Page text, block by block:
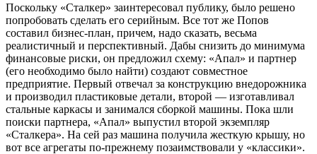
Поскольку «Сталкер» заинтересовал публику, было решено
попробовать сделать его серийным. Все тот же Попов
составил бизнес-план, причем, надо сказать, весьма
реалистичный и перспективный. Дабы снизить до минимума
финансовые риски, он предложил схему: «Апал» и партнер
(его необходимо было найти) создают совместное
предприятие. Первый отвечал за конструкцию внедорожника
и производил пластиковые детали, второй — изготавливал
стальные каркасы и занимался сборкой машины. Пока шли
поиски партнера, «Апал» выпустил второй экземпляр
«Сталкера». На сей раз машина получила жесткую крышу, но
вот все агрегаты по-прежнему позаимствовали у «классики».